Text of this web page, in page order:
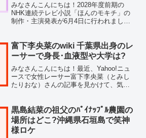
みなさんこんにちは！2028年度前期の
NHK連続テレビ小説「ほんのモキチ」の
制作・主演発表が6月4日に行われまし
おなじみの宮藤官九郎さんという豪華な
顔ぶれ。放送開始...
富下李央菜のwiki 千葉県出身のレ
ーサーで身長･血液型や大学は?
みなさんこんにちは！最近、Yahoo!ニュ
ースで女性レーサー富下李央菜（とみし
たりおな）さんの記事を見かけて、気に
題になっていますよね。レーサーとして
の実力もさることな...
黒島結菜の祖父のﾊﾟｲﾅｯﾌﾟﾙ農園の
場所はどこ?沖縄県石垣島で笑神
様ロケ